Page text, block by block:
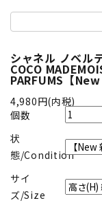
シャネル ノベル
COCO
PARFUMS【New
4,980円(内税)
個数
状
態/Condition
サイ
ズ/Size